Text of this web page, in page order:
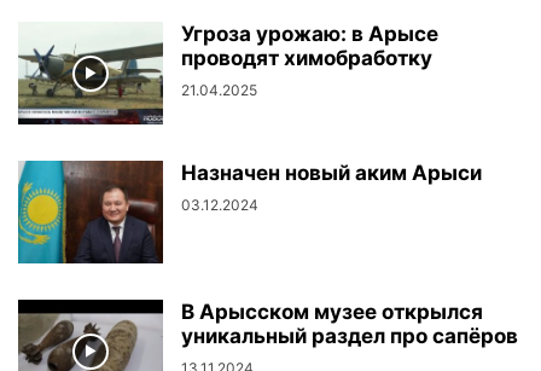
Угроза урожаю: в Арысе
проводят химобработку
21.04.2025
Назначен новый аким Арыси
03.12.2024
В Арысском музее открылся
уникальный раздел про сапёров